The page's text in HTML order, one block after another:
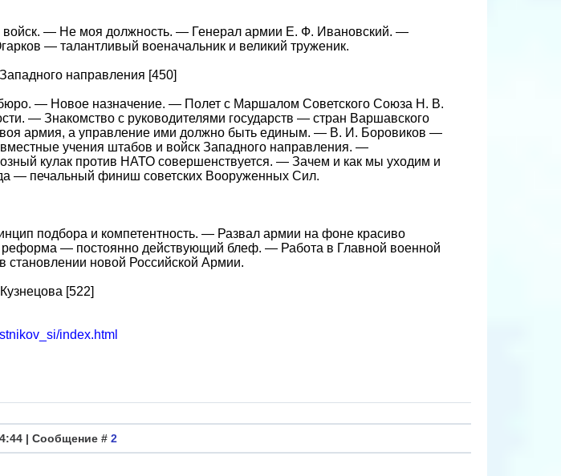
войск. — Не моя должность. — Генерал армии Е. Ф. Ивановский. —
— талантливый военачальник и великий труженик.
направления [450]
— Новое назначение. — Полет с Маршалом Советского Союза Н. В.
— Знакомство с руководителями государств — стран Варшавского
армия, а управление ими должно быть единым. — В. И. Боровиков —
учения штабов и войск Западного направления. —
кулак против НАТО совершенствуется. — Зачем и как мы уходим и
— печальный финиш советских Вооруженных Сил.
подбора и компетентность. — Развал армии на фоне красиво
— постоянно действующий блеф. — Работа в Главной военной
новой Российской Армии.
[522]
index.html
| Сообщение # 2